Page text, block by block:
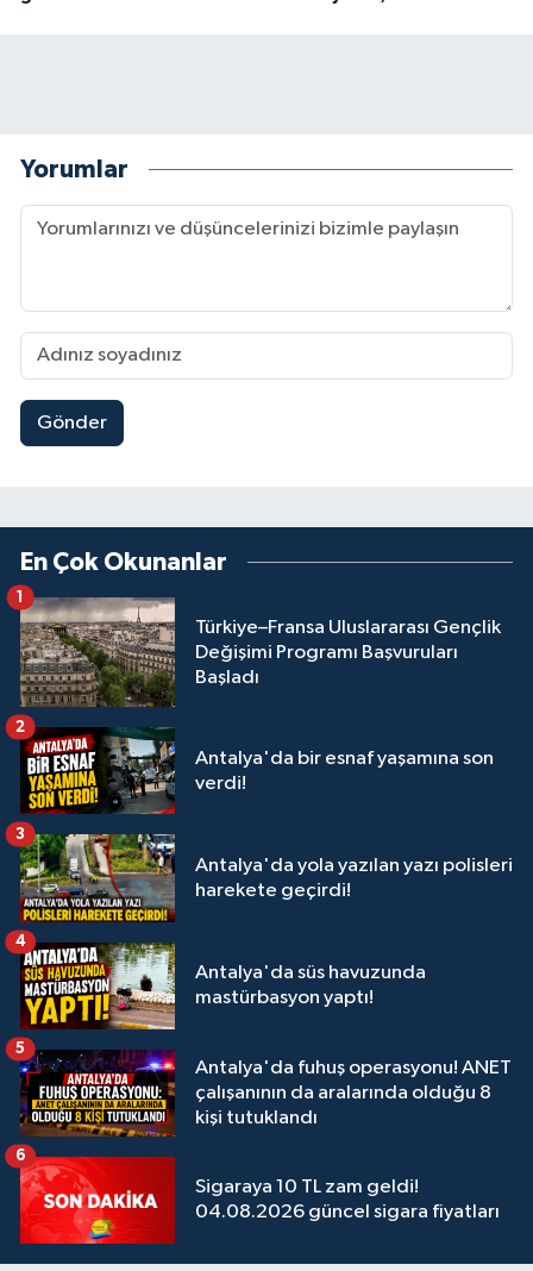
Yorumlar
Gönder
En Çok Okunanlar
Türkiye–Fransa Uluslararası Gençlik
Değişimi Programı Başvuruları
Başladı
1
Antalya'da bir esnaf yaşamına son
verdi!
2
Antalya'da yola yazılan yazı polisleri
harekete geçirdi!
3
Antalya'da süs havuzunda
mastürbasyon yaptı!
4
Antalya'da fuhuş operasyonu! ANET
çalışanının da aralarında olduğu 8
kişi tutuklandı
5
Sigaraya 10 TL zam geldi!
04.08.2026 güncel sigara fiyatları
6